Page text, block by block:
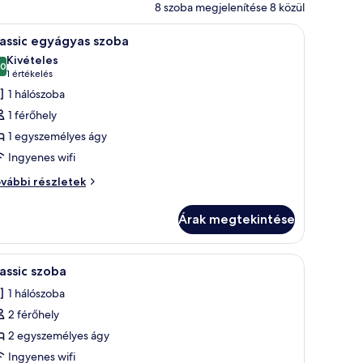
8 szoba megjelenítése 8 közül
ágy, éjjeliszekrények, légkondicionáló, függönyök és egy televízió.
Egy rendezett hálószoba, amelyben
4 egyágyas szoba
ből 10,0
Kivételes
1 értékelés
(1
értékelés)
1 hálószoba
1 férőhely
1 egyszemélyes ágy
Ingyenes wifi
részletek
Árak megtekintése
padló. Egy szállodai szoba két ággyal, televízióval,
2 szoba
1 hálószoba
2 férőhely
2 egyszemélyes ágy
Ingyenes wifi